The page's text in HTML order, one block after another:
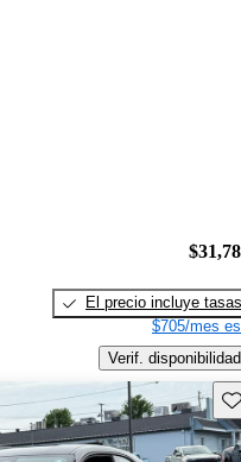
El precio incluye tasas
$705/mes
Verif. disponibilidad